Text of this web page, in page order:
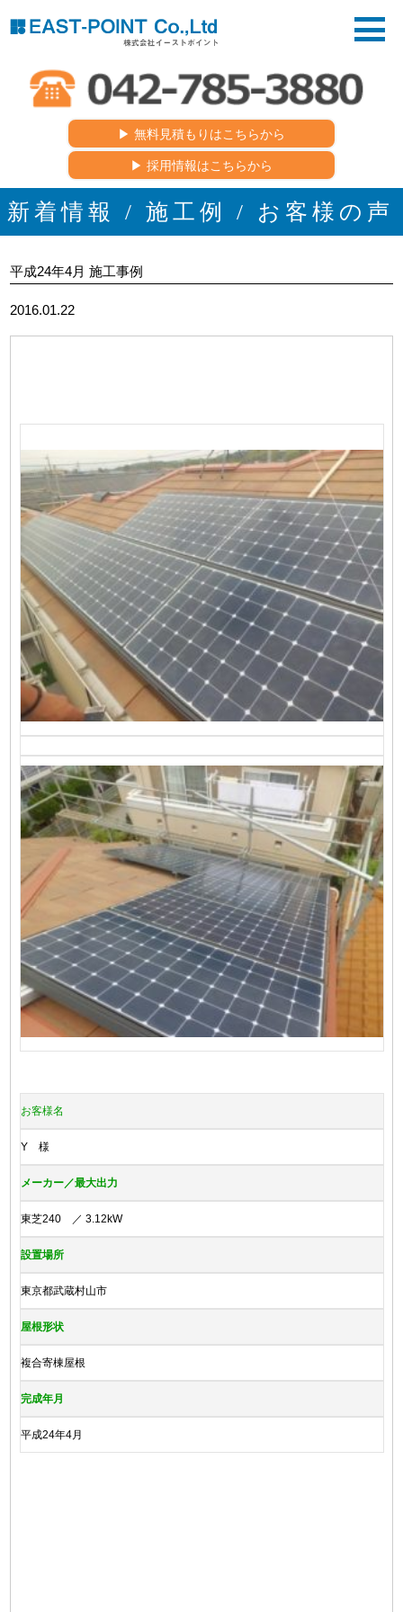
▶︎ 無料見積もりはこちらから
▶︎ 採用情報はこちらから
新着情報 / 施工例 / お客様の声
平成24年4月 施工事例
2016.01.22
お客様名
Y 様
メーカー／最大出力
東芝240 ／ 3.12kW
設置場所
東京都武蔵村山市
屋根形状
複合寄棟屋根
完成年月
平成24年4月